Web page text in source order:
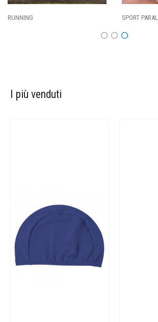
I più venduti